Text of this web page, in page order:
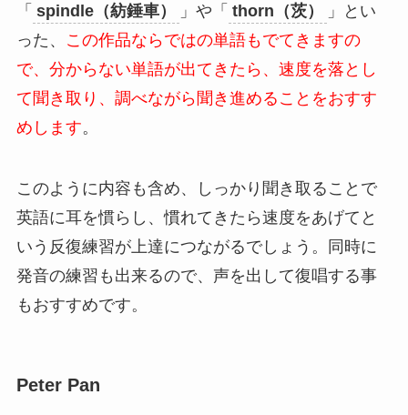
「 spindle（紡錘車） 」や「 thorn（茨）
」とい
った、
この作品ならではの単語もでてきますの
で、分からない単語が出てきたら、速度を落とし
て聞き取り、調べながら聞き進めることをおすす
めします。
このように内容も含め、しっかり聞き取ることで
英語に耳を慣らし、慣れてきたら速度をあげてと
いう反復練習が上達につながるでしょう。同時に
発音の練習も出来るので、声を出して復唱する事
もおすすめです。
Peter Pan